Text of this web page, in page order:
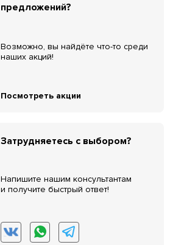
предложений?
Возможно, вы найдёте что-то среди
наших акций!
Посмотреть акции
Затрудняетесь с выбором?
Напишите нашим консультантам
и получите быстрый ответ!